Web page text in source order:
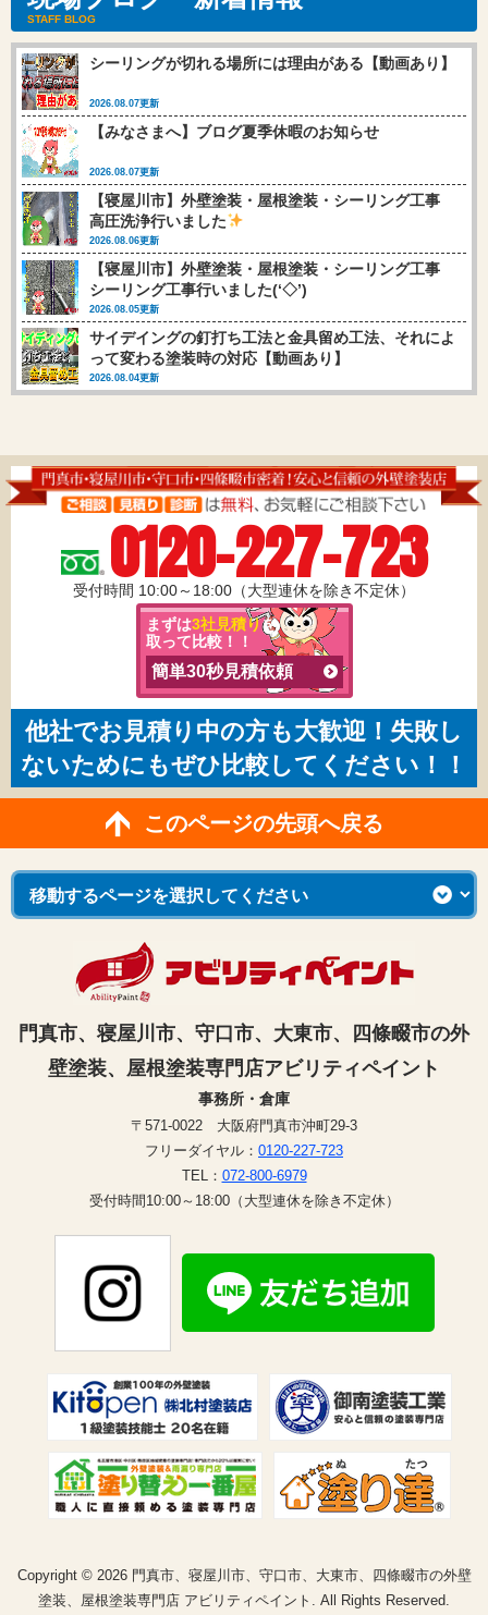
STAFF BLOG
シーリングが切れる場所には理由がある【動画あり】
2026.08.07更新
【みなさまへ】ブログ夏季休暇のお知らせ
2026.08.07更新
【寝屋川市】外壁塗装・屋根塗装・シーリング工事
高圧洗浄行いました
2026.08.06更新
【寝屋川市】外壁塗装・屋根塗装・シーリング工事
シーリング工事行いました(‘◇’)ゞ
2026.08.05更新
サイデイングの釘打ち工法と金具留め工法、それによ
って変わる塗装時の対応【動画あり】
2026.08.04更新
0120-227-723
受付時間 10:00～18:00（大型連休を除き不定休）
まずは3社見積りを
取って比較！！
簡単30秒見積依頼
他社でお見積り中の方も大歓迎！失敗し
ないためにもぜひ比較してください！！
このページの先頭へ戻る
門真市、寝屋川市、守口市、大東市、四條畷市の外
壁塗装、屋根塗装専門店アビリティペイント
事務所・倉庫
〒571-0022 大阪府門真市沖町29-3
フリーダイヤル： 0120-227-723
TEL： 072-800-6979
受付時間10:00～18:00（大型連休を除き不定休）
Copyright © 2026 門真市、寝屋川市、守口市、大東市、四條畷市の外壁
塗装、屋根塗装専門店 アビリティペイント. All Rights Reserved.